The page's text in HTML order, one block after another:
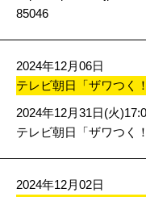
85046
2024年12月06日
テレビ朝日「ザワつく
2024年12月31日(火
テレビ朝日「ザワつく
2024年12月02日